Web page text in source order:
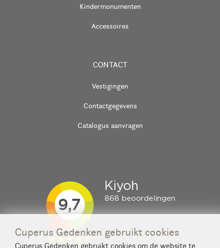
Kindermonumenten
Accessoires
CONTACT
Vestigingen
Contactgegevens
Catalogus aanvragen
Cuperus Gedenken gebruikt cookies
Cuperus Gedenken gebruikt cookies om de website te